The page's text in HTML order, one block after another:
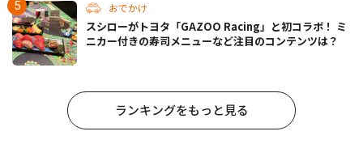
おでかけ
スシローがトヨタ「GAZOO Racing」と初コラボ！ ミ
ニカー付きの寿司メニューなど注目のコンテンツは？
ランキングをもっと見る